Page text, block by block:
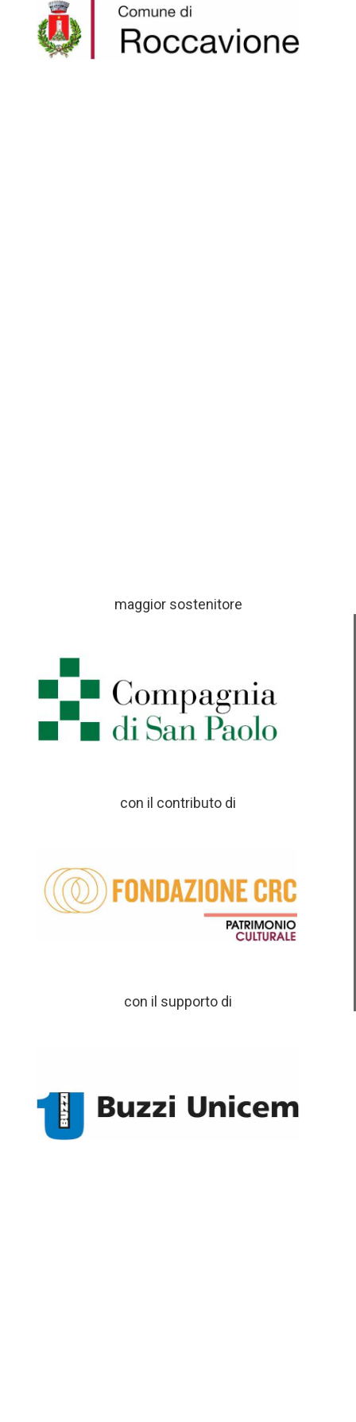
maggior sostenitore
con il contributo di
con il supporto di